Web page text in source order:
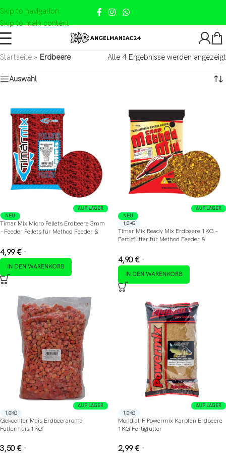
Skip to navigation
Skip to main content
Startseite » Erdbeere Alle 4 Ergebnisse werden angezeigt
Auswahl
AUF LAGER
NEU
Timar Mix Micro Pellets Erdbeere 3mm
– Feeder Pellets für Method Feeder &
4,99 € *
IN DEN WARENKORB
AUF LAGER
NEU
1,0KG
Timar Mix Ready Mix Erdbeere 1KG –
Fertigfutter für Method Feeder &
4,90 € *
IN DEN WARENKORB
AUF LAGER
1,0KG
Gekochter Mais Erdbeeraroma
Futtermais 1KG
3,50 € *
AUF LAGER
1,0KG
Mondial-F Powermix Karpfen Erdbeere
1KG Fertigfutter
2,99 € *